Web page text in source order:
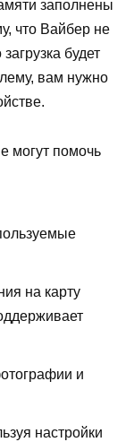
заполнены
что Вайбер не
будет
вам нужно
могут помочь
на карту
и
настройки